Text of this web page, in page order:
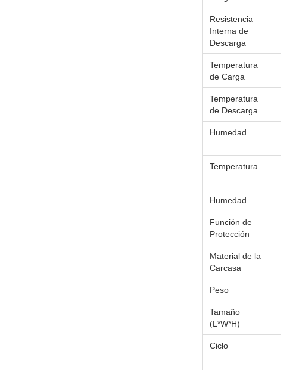
Resistencia
Interna de
Descarga
Temperatura
de Carga
Temperatura
de Descarga
Humedad
Temperatura
Humedad
Función de
Protección
Material de la
Carcasa
Peso
Tamaño
(L*W*H)
Ciclo